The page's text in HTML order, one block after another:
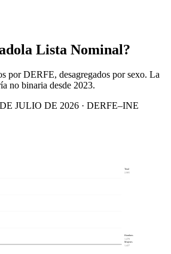
la Lista Nominal?
por DERFE, desagregados por sexo. La
no binaria desde 2023.
JULIO DE 2026 · DERFE–INE
Total
2,905
Mujeres
1,427
Hombres
1,478